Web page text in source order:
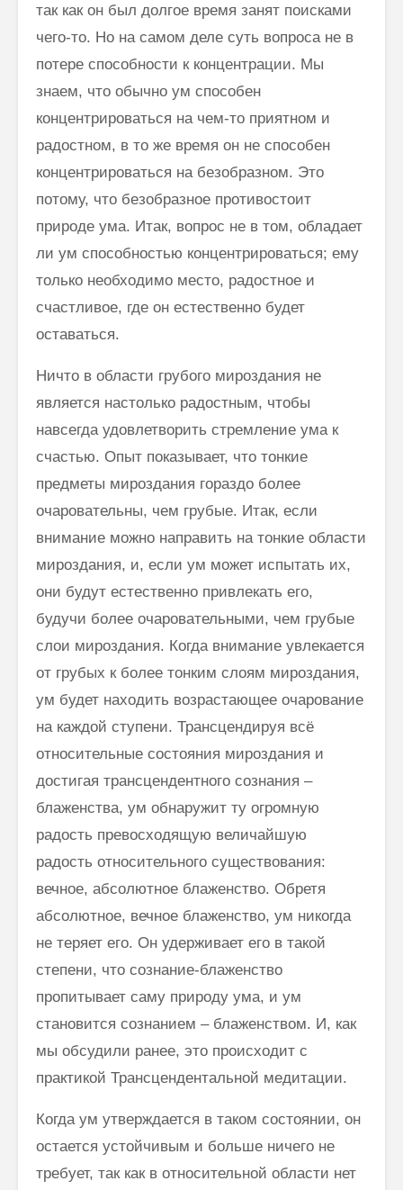
так как он был долгое время занят поисками
чего-то. Но на самом деле суть вопроса не в
потере способности к концентрации. Мы
знаем, что обычно ум способен
концентрироваться на чем-то приятном и
радостном, в то же время он не способен
концентрироваться на безобразном. Это
потому, что безобразное противостоит
природе ума. Итак, вопрос не в том, обладает
ли ум способностью концентрироваться; ему
только необходимо место, радостное и
счастливое, где он естественно будет
оставаться.
Ничто в области грубого мироздания не
является настолько радостным, чтобы
навсегда удовлетворить стремление ума к
счастью. Опыт показывает, что тонкие
предметы мироздания гораздо более
очаровательны, чем грубые. Итак, если
внимание можно направить на тонкие области
мироздания, и, если ум может испытать их,
они будут естественно привлекать его,
будучи более очаровательными, чем грубые
слои мироздания. Когда внимание увлекается
от грубых к более тонким слоям мироздания,
ум будет находить возрастающее очарование
на каждой ступени. Трансцендируя всё
относительные состояния мироздания и
достигая трансцендентного сознания –
блаженства, ум обнаружит ту огромную
радость превосходящую величайшую
радость относительного существования:
вечное, абсолютное блаженство. Обретя
абсолютное, вечное блаженство, ум никогда
не теряет его. Он удерживает его в такой
степени, что сознание-блаженство
пропитывает саму природу ума, и ум
становится сознанием – блаженством. И, как
мы обсудили ранее, это происходит с
практикой Трансцендентальной медитации.
Когда ум утверждается в таком состоянии, он
остается устойчивым и больше ничего не
требует, так как в относительной области нет